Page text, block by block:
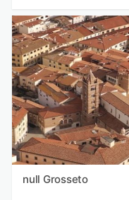
null Grosseto